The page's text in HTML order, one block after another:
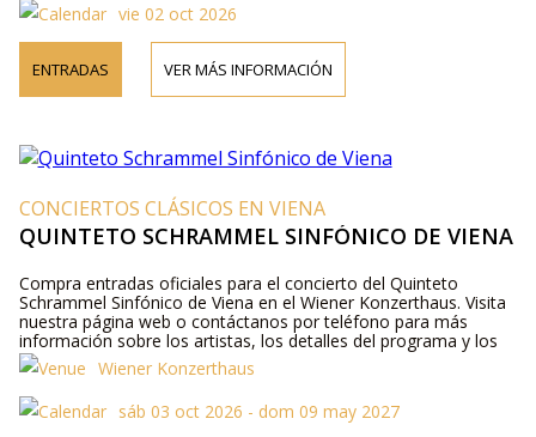
vie 02 oct 2026
ENTRADAS VER MÁS INFORMACIÓN
CONCIERTOS CLÁSICOS EN VIENA
QUINTETO SCHRAMMEL SINFÓNICO DE VIENA
Compra entradas oficiales para el concierto del Quinteto
Schrammel Sinfónico de Viena en el Wiener Konzerthaus. Visita
nuestra página web o contáctanos por teléfono para más
información sobre los artistas, los detalles del programa y los
precios de las entradas.
Wiener Konzerthaus
sáb 03 oct 2026 - dom 09 may 2027